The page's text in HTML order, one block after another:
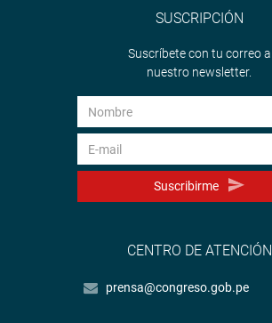
SUSCRIPCIÓN
Suscríbete con tu correo a
nuestro newsletter.
Suscribirme
CENTRO DE ATENCIÓN
prensa@congreso.gob.pe